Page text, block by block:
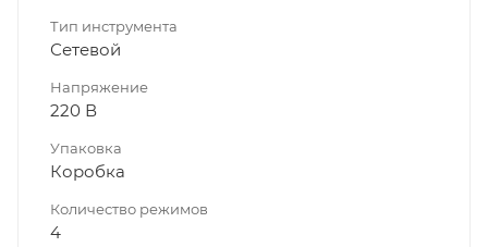
Тип инструмента
Сетевой
Напряжение
220 В
Упаковка
Коробка
Количество режимов
4